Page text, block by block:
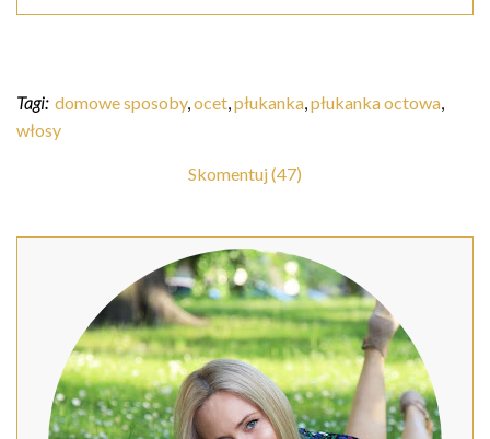
Tagi: domowe sposoby,ocet,płukanka,płukanka octowa,
włosy
Skomentuj (47)